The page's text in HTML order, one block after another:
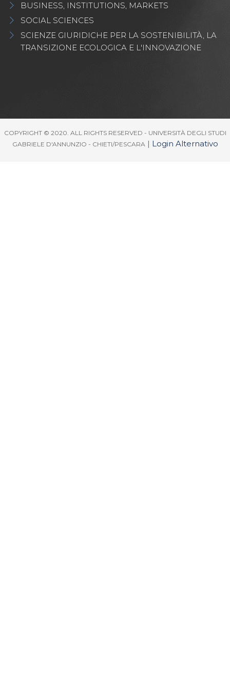
BUSINESS, INSTITUTIONS, MARKETS
SOCIAL SCIENCES
SCIENZE GIURIDICHE PER LA SOSTENIBILITÀ, LA
TRANSIZIONE ECOLOGICA E L'INNOVAZIONE
COPYRIGHT © 2020. ALL RIGHTS RESERVED - UNIVERSITÀ DEGLI STUDI
GABRIELE D'ANNUNZIO - CHIETI/PESCARA| Login Alternativo